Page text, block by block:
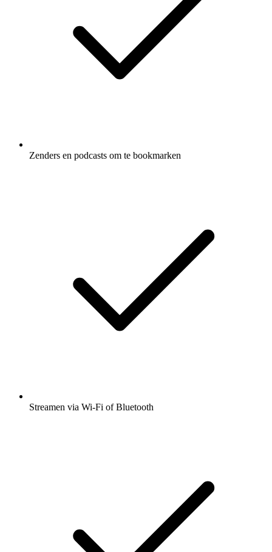
Zenders en podcasts om te bookmarken
Streamen via Wi-Fi of Bluetooth